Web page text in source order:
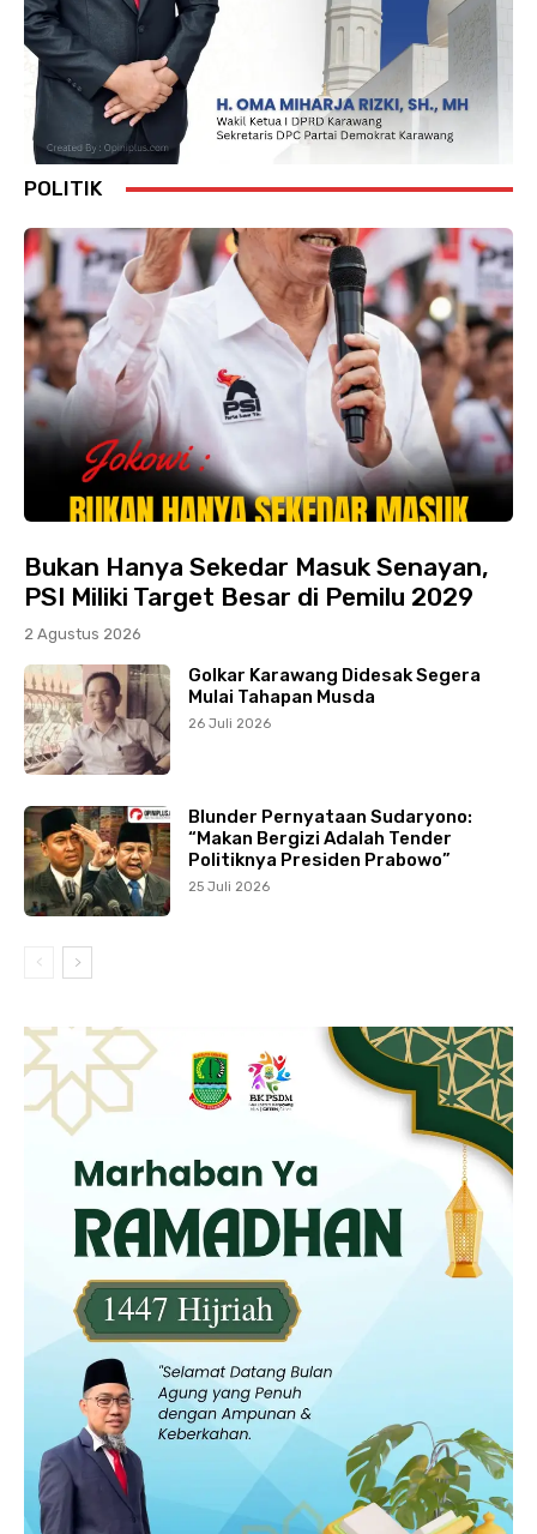
POLITIK
Bukan Hanya Sekedar Masuk Senayan,
PSI Miliki Target Besar di Pemilu 2029
2 Agustus 2026
Golkar Karawang Didesak Segera
Mulai Tahapan Musda
26 Juli 2026
Blunder Pernyataan Sudaryono:
“Makan Bergizi Adalah Tender
Politiknya Presiden Prabowo”
25 Juli 2026